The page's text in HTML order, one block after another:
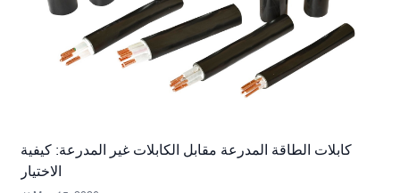
كابلات الطاقة المدرعة مقابل الكابلات غير المدرعة: كيفية
الاختيار